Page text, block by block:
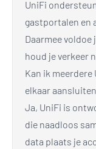
UniFi
gastportalen en
Daarmee voldoe
houd je verkeer
Kan ik
elkaar
Ja, UniFi is
die naadloos
data plaats je